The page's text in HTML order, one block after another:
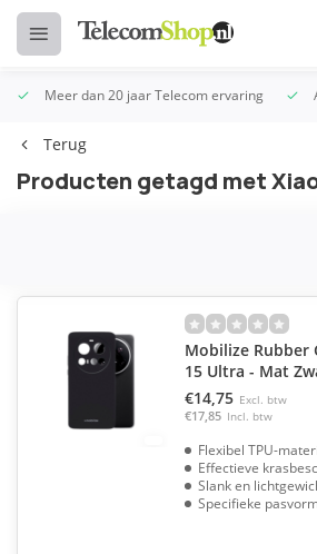
Meer dan 20 jaar Telecom ervaring
Terug
Producten getagd met
Mobilize Rubber
15 Ultra - Mat
€14,75 Excl. btw
€17,85 Incl. btw
Flexibel TPU-
Effectieve
Slank en
Specifieke